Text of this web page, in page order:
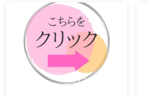
2023/2/12